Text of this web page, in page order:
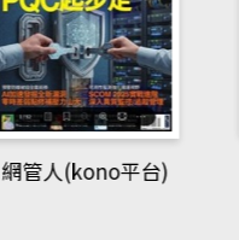
網管人(kono平台)